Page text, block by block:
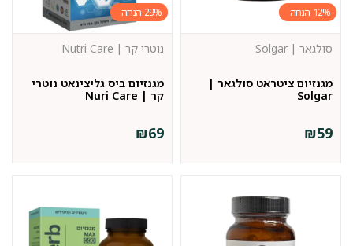
12%
מגנזיום ציטראט סולגאר |
Solgar
סולגאר | Solgar
₪59
29%
מגנזיום ביס גליצינאט נוטרי
קר | Nuri Care
נוטרי קר | Nutri Care
₪69